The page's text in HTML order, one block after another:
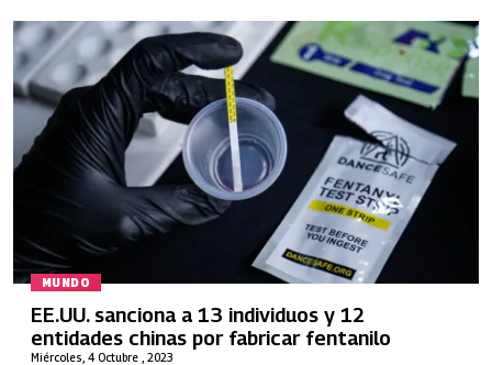
MUNDO
Miércoles, 4 Octubre , 2023
EE.UU. sanciona a 13 individuos y 12
entidades chinas por fabricar fentanilo